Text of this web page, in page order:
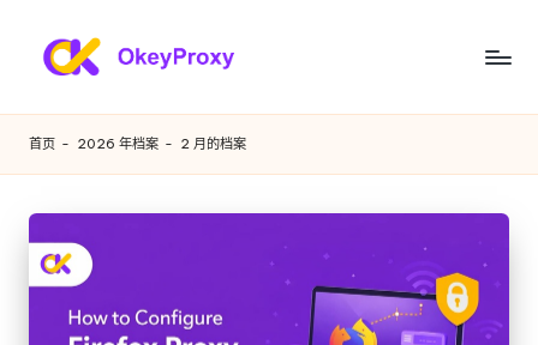
满
足
您
各
种
能
大
的
HTTP(S)/SOCKS5
住
首页 - 2026 年档案 - 2 月的档案